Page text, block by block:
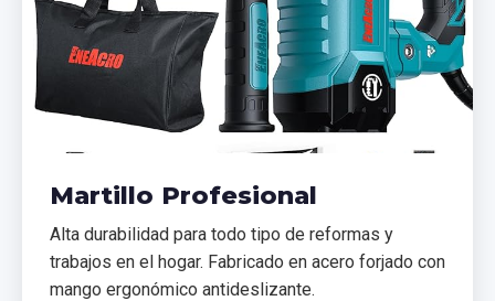
Martillo Profesional
Alta durabilidad para todo tipo de reformas y
trabajos en el hogar. Fabricado en acero forjado con
mango ergonómico antideslizante.